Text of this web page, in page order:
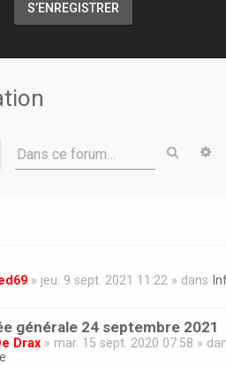
S’ENREGISTRER
Dans ce forum…
» jeu. 9 sept. 2021 11:22 » dans
générale 24 septembre 2021
Drax » mar. 15 sept. 2020 07:58 »